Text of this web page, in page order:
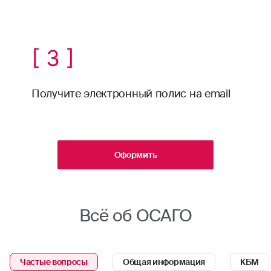
[ 3 ]
Получите электронный полис на email
Оформить
Всё об ОСАГО
Частые вопросы Общая информация КБМ